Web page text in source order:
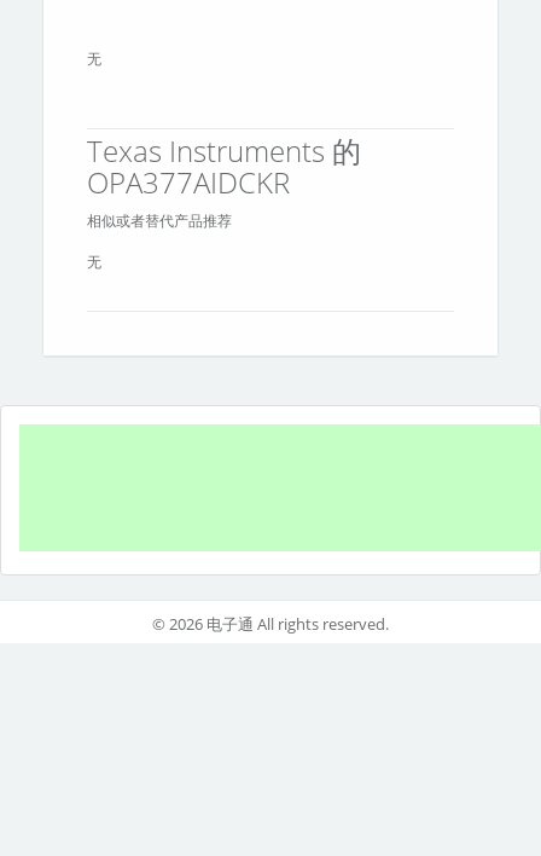
无
Texas Instruments 的
OPA377AIDCKR
相似或者替代产品推荐
无
© 2026 电子通 All rights reserved.